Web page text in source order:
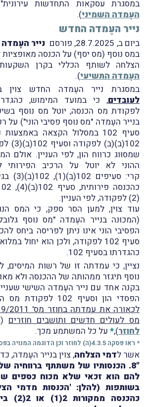
במסגרת עסקאות התחדשות
העֶמדה השמיני).
נייר העֶמדה החדש
ביום ב, 28.7.2025, פורסם נייר
במס נוסף (מס יסף) על הכנסה מאופציות
הצלחה לשותף הכללי בקרן
העֶמדה התשיעי).
במסגרת נייר העֶמדה החדש צוין
לעובדים
בנייר העֶמדה "מס נוסף פסיבי הוני") על
סעיף 102 במסלול הקצאה
שמסוּוג כרווח הון, לפי העניין. אולם
קרי:
(2) לפקודה, לפי העניין.
(המכוּנה בנייר העֶמדה "מס נוסף
הפסיבי הוני אינו ניתן לפריסה ביחס
סעיף 102 לפקודה, ולכן הוא יחול
כהגדרתו בסעיף 102.
נציין, כי עמדתה זו של רשות המיסים,
נוסף תיגזר ממהותה של ההכנסה ולא
בקנה אחד עם נייר העֶמדה השישי
הפסדי הון וסעיף 102 לפקודת מס הכנסה, אך
מס לעולים חדשים ותושבים חוזרים
לחוזר),
* על כל המשתמע מכך.
* ראו פסקה 4.3.5(ה) לחוזר וכן הדוגמה המנויה בפסקה 4.3.6(ב).
אשר לדמי הצלחה, צוין בנייר העֶמדה,
"8. הכנסותיו של משתתף ברווחיה
להם הוא זכאי שלא מכוח כספים
בשותפות (להלן: 'הכנסות מדמי
כהכנסה